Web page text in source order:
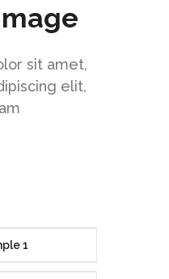
sit amet,
elit,
1